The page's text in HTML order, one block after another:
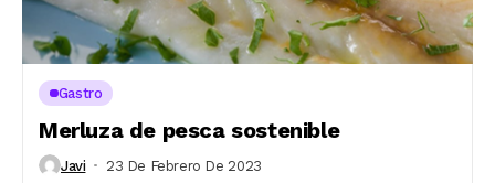
Gastro
Merluza de pesca sostenible
Javi 23 De Febrero De 2023